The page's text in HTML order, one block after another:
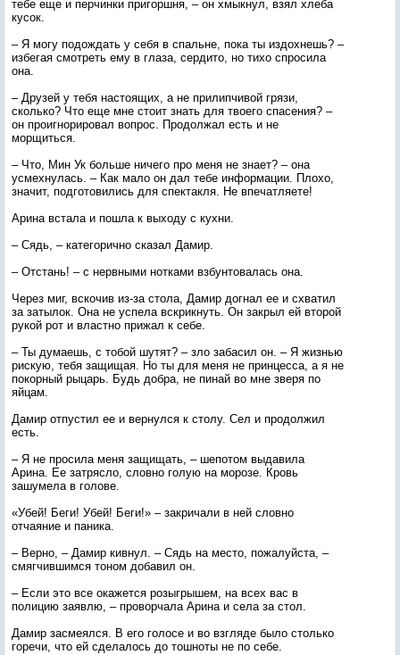
тебе еще и перчинки пригоршня, – он хмыкнул, взял хлеба
кусок.
– Я могу подождать у себя в спальне, пока ты издохнешь? –
избегая смотреть ему в глаза, сердито, но тихо спросила
она.
– Друзей у тебя настоящих, а не прилипчивой грязи,
сколько? Что еще мне стоит знать для твоего спасения? –
он проигнорировал вопрос. Продолжал есть и не
морщиться.
– Что, Мин Ук больше ничего про меня не знает? – она
усмехнулась. – Как мало он дал тебе информации. Плохо,
значит, подготовились для спектакля. Не впечатляете!
Арина встала и пошла к выходу с кухни.
– Сядь, – категорично сказал Дамир.
– Отстань! – с нервными нотками взбунтовалась она.
Через миг, вскочив из-за стола, Дамир догнал ее и схватил
за затылок. Она не успела вскрикнуть. Он закрыл ей второй
рукой рот и властно прижал к себе.
– Ты думаешь, с тобой шутят? – зло забасил он. – Я жизнью
рискую, тебя защищая. Но ты для меня не принцесса, а я не
покорный рыцарь. Будь добра, не пинай во мне зверя по
яйцам.
Дамир отпустил ее и вернулся к столу. Сел и продолжил
есть.
– Я не просила меня защищать, – шепотом выдавила
Арина. Ее затрясло, словно голую на морозе. Кровь
зашумела в голове.
«Убей! Беги! Убей! Беги!» – закричали в ней словно
отчаяние и паника.
– Верно, – Дамир кивнул. – Сядь на место, пожалуйста, –
смягчившимся тоном добавил он.
– Если это все окажется розыгрышем, на всех вас в
полицию заявлю, – проворчала Арина и села за стол.
Дамир засмеялся. В его голосе и во взгляде было столько
горечи, что ей сделалось до тошноты не по себе.